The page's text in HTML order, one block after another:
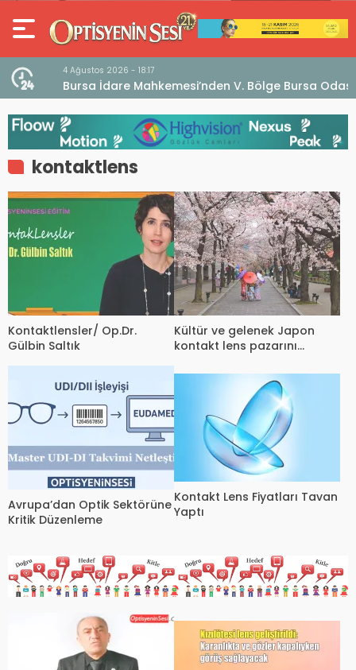
4 Ağustos 2026 - 18:17
Bursa İdare Mahkemesi’nden V. Bölge Bursa Odası
Genel Kurulu Hakkında İptal Kararı
kontaktlens
Kontaktlensler/ Op.Dr.
Gülbin Saltık
Kültür ve gelenek Japon
kontakt lens pazarını
Avrupa’dan Optik Sektörüne
Kritik Düzenleme
Kontakt Lens Fiyatları Tavan
Yaptı